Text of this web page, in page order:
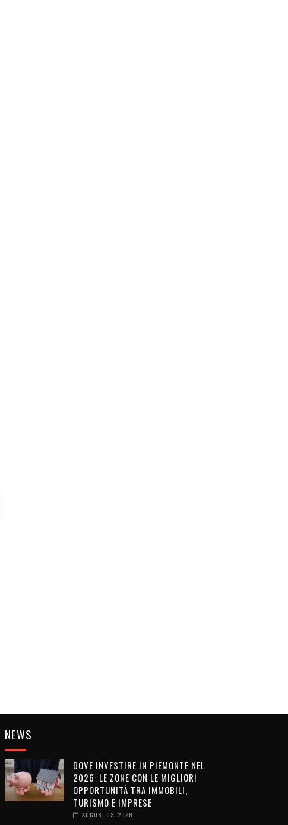
NEWS
DOVE INVESTIRE IN PIEMONTE NEL
2026: LE ZONE CON LE MIGLIORI
OPPORTUNITÀ TRA IMMOBILI,
TURISMO E IMPRESE
AUGUST 03, 2026